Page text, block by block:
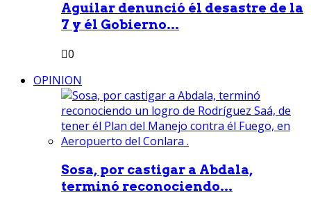
Aguilar denunció él desastre de la
7 y él Gobierno...
0
OPINION
Sosa, por castigar a Abdala,
terminó reconociendo...